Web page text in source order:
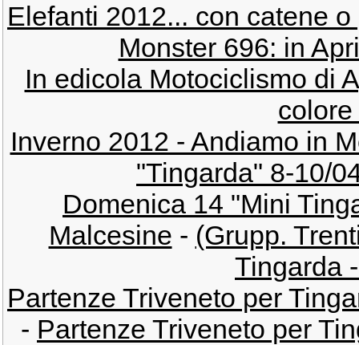
Elefanti 2012... con catene
Monster 696: in
In edicola Motociclismo di
Inverno 2012 - Andiamo in
"Tingarda" 8-10/
Domenica 14 "Mini
Malcesine - (Grupp.
Tingarda
Partenze Triveneto per
- Partenze Triveneto per